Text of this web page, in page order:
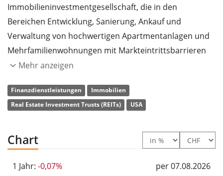
Immobilieninvestmentgesellschaft, die in den
Bereichen Entwicklung, Sanierung, Ankauf und
Verwaltung von hochwertigen Apartmentanlagen und
Mehrfamilienwohnungen mit Markteintrittsbarrieren
tätig ist. Das Unternehmen besitzt beziehungsweise
über 82.800 Wohneinheiten sowie über Rechte für
zukünftige Entwicklungen. Charakteristisch für diese
vor allem ungeklärte Anspruchsberechtigung sowie
das allgemein begrenzte Angebot an neuen
Wohnungen. AvalonBay gewinnt den Besitz an
Mehr anzeigen
Finanzdienstleistungen
Immobilien
Real Estate Investment Trusts (REITs)
USA
Chart
1 Jahr: -0,07% per 07.08.2026